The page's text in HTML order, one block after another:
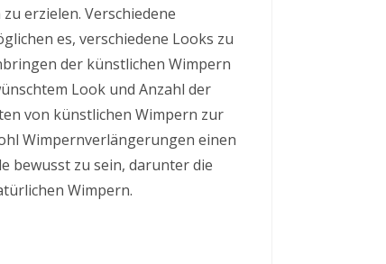
erzielen. Verschiedene
es, verschiedene Looks zu
der künstlichen Wimpern
Look und Anzahl der
von künstlichen Wimpern zur
Wimpernverlängerungen einen
bewusst zu sein, darunter die
Wimpern.